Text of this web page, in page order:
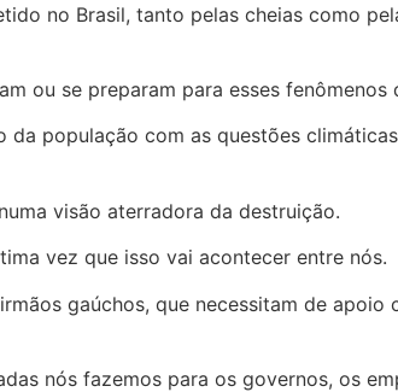
no Brasil, tanto pelas cheias como
ou se preparam para esses fenômenos
da população com as questões
visão aterradora da destruição.
vez que isso vai acontecer entre nós.
gaúchos, que necessitam de
nós fazemos para os governos, os